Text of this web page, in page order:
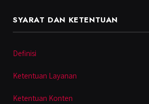
SYARAT DAN KETENTUAN
Definisi
Ketentuan Layanan
Ketentuan Konten